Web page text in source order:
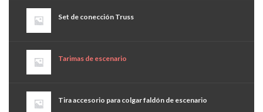
Set de conección Truss
Tarimas de escenario
Tira accesorio para colgar faldón de escenario